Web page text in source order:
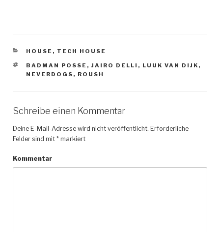
KATEGORIEN
HOUSE , TECH HOUSE
SCHLAGWÖRTER
BADMAN POSSE ,JAIRO DELLI , LUUK VAN DIJK ,
NEVERDOGS , ROUSH
Schreibe einen Kommentar
Deine E-Mail-Adresse wird nicht veröffentlicht. Erforderliche
Felder sind mit *markiert
Kommentar